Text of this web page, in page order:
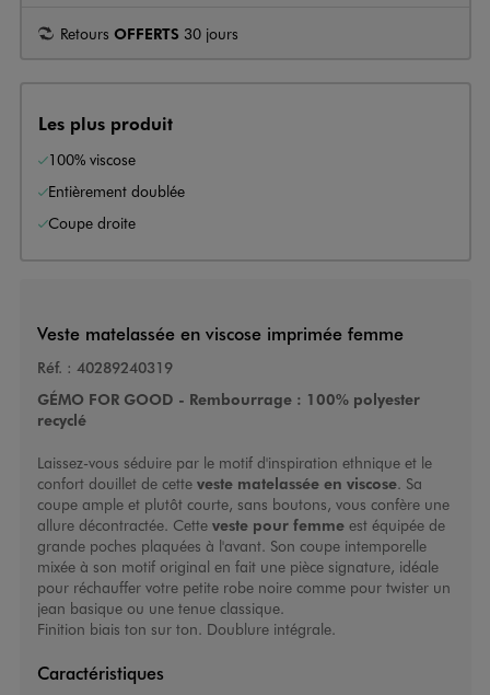
Retours OFFERTS 30 jours
Les plus produit
100% viscose
Entièrement doublée
Coupe droite
Veste matelassée en viscose imprimée femme
Réf. : 40289240319
GÉMO FOR GOOD - Rembourrage : 100% polyester
recyclé
Laissez-vous séduire par le motif d'inspiration ethnique et le
confort douillet de cette veste matelassée en viscose. Sa
coupe ample et plutôt courte, sans boutons, vous confère une
allure décontractée. Cette veste pour femmeest équipée de
grande poches plaquées à l'avant. Son coupe intemporelle
mixée à son motif original en fait une pièce signature, idéale
pour réchauffer votre petite robe noire comme pour twister un
jean basique ou une tenue classique.
Finition biais ton sur ton. Doublure intégrale.
Caractéristiques